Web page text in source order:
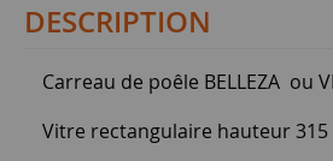
DESCRIPTION
Carreau de poêle BELLEZA ou
Vitre rectangulaire hauteur 315